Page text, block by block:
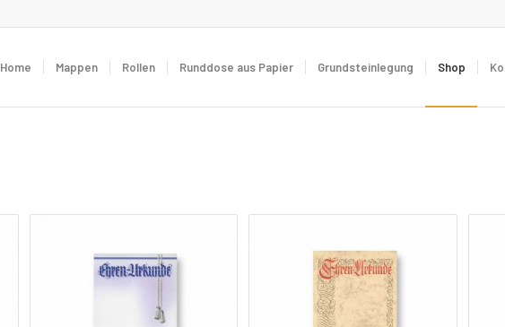
Home Mappen Rollen Runddose aus Papier Grundsteinlegung Shop